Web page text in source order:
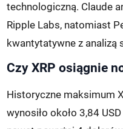
technologiczną. Claude
Ripple Labs, natomiast
kwantytatywne z analizą
Czy XRP osiągnie
Historyczne maksimum
wynosiło około 3,84